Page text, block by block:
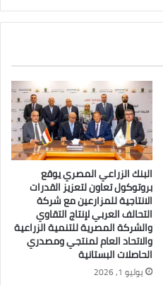
البنك الزراعي المصري يوقع
بروتوكول تعاون لتعزيز القدرات
الانتاجية للمزارعين مع شركة
التحالف العربي لإنتاج التقاوي
والشركة المصرية للتنمية الزراعية
والاتحاد العام لمنتجي ومصدري
الحاصلات البستانية
يوليو 1, 2026